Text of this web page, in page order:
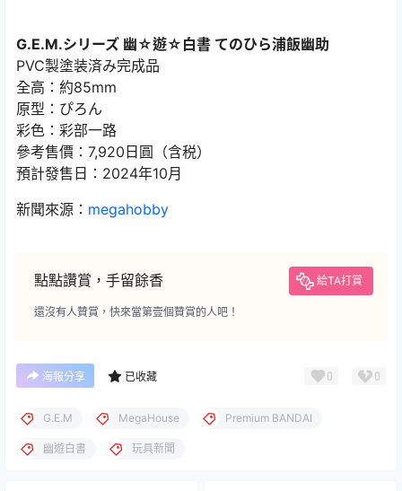
G.E.M.シリーズ 幽☆遊☆白書 てのひら浦飯幽助
PVC製塗装済み完成品
全高：約85mm
原型：ぴろん
彩色：彩部一路
參考售價：7,920日圓（含税）
預計發售日：2024年10月
新聞來源： megahobby
點點讚賞，手留餘香 給TA打賞
還沒有人贊賞，快來當第壹個贊賞的人吧！
海報分享 已收藏 0 0
G.E.M MegaHouse Premium BANDAI
幽遊白書 玩具新聞